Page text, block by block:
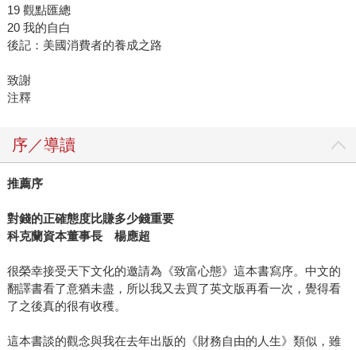
19 觀點匯總
20 我的自白
後記：美國消費者的養成之路
致謝
注釋
序／導讀
推薦序
對錢的正確態度比賺多少錢重要
科克蘭資本董事長 楊應超
很榮幸接受天下文化的邀請為《致富心態》這本書寫序。中文的
翻譯書看了意猶未盡，所以我又去買了英文版再看一次，覺得看
了之後真的很有收穫。
這本書談的觀念與我在去年出版的《財務自由的人生》類似，雖